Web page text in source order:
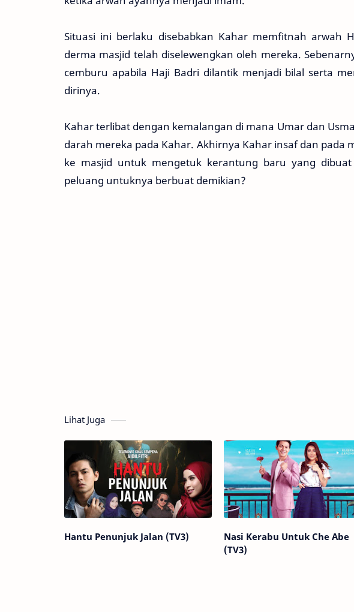
Situasi ini berlaku disebabkan Kahar memfitnah arwah
derma masjid telah diselewengkan oleh mereka.
cemburu apabila Haji Badri dilantik menjadi bilal serta
dirinya.
Kahar terlibat dengan kemalangan di mana Umar dan
darah mereka pada Kahar. Akhirnya Kahar insaf dan pada
ke masjid untuk mengetuk kerantung baru yang
peluang untuknya berbuat demikian?
Lihat Juga
Hantu Penunjuk Jalan (TV3)
Nasi Kerabu Untuk Che Abe
(TV3)